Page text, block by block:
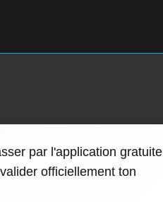
par l'application gratuite
officiellement ton